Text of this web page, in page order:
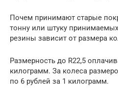
Почем принимают старые
тонну или штуку
резины зависит от размера
Размерность до R22,5
килограмм. За колеса
по 6 рублей за 1 килограмм.